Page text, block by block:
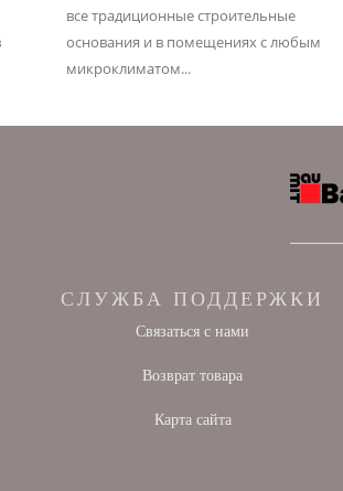
все традиционные строительные
основания и в помещениях с любым
микроклиматом...
СЛУЖБА ПОДДЕРЖКИ
Связаться с нами
Возврат товара
Карта сайта